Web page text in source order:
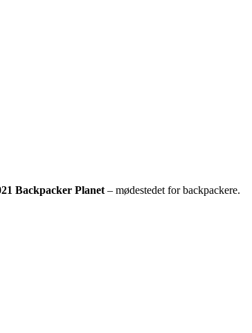
Backpacker Planet – mødestedet for backpackere.